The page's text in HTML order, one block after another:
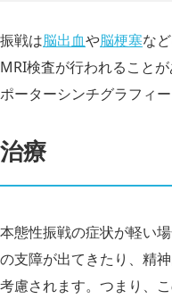
振戦は脳出血や脳梗塞な
MRI検査が行われることが
ポーターシンチグラフィ
治療
本態性振戦の症状が軽い
の支障が出てきたり、精
考慮されます。つまり、